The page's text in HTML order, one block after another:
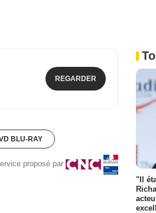
REGARDER
BLU-RAY
proposé par
"Il